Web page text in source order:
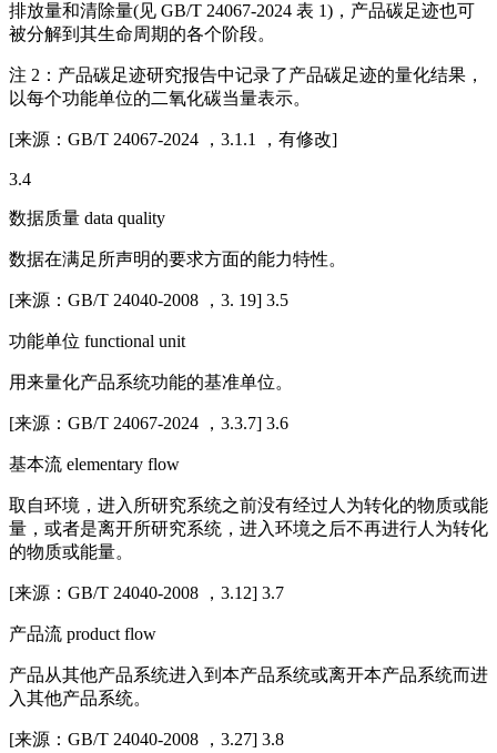
排放量和清除量(见 GB/T 24067-2024 表 1)，产品碳足迹也可
被分解到其生命周期的各个阶段。
注 2：产品碳足迹研究报告中记录了产品碳足迹的量化结果，
以每个功能单位的二氧化碳当量表示。
[来源：GB/T 24067-2024 ，3.1.1 ，有修改]
3.4
数据质量 data quality
数据在满足所声明的要求方面的能力特性。
[来源：GB/T 24040-2008 ，3. 19] 3.5
功能单位 functional unit
用来量化产品系统功能的基准单位。
[来源：GB/T 24067-2024 ，3.3.7] 3.6
基本流 elementary flow
取自环境，进入所研究系统之前没有经过人为转化的物质或能
量，或者是离开所研究系统，进入环境之后不再进行人为转化
的物质或能量。
[来源：GB/T 24040-2008 ，3.12] 3.7
产品流 product flow
产品从其他产品系统进入到本产品系统或离开本产品系统而进
入其他产品系统。
[来源：GB/T 24040-2008 ，3.27] 3.8